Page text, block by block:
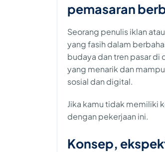
pemasaran
Seorang penulis iklan
yang fasih dalam
budaya dan tren pasar di
yang menarik dan
sosial dan digital.
Jika kamu tidak memiliki
dengan pekerjaan ini.
Konsep,